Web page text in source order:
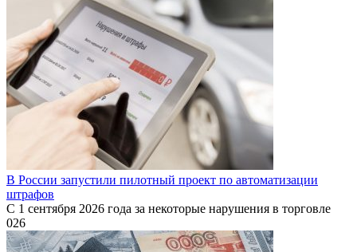
В России запустили пилотный проект по автоматизации
штрафов
С 1 сентября 2026 года за некоторые нарушения в торговле
026